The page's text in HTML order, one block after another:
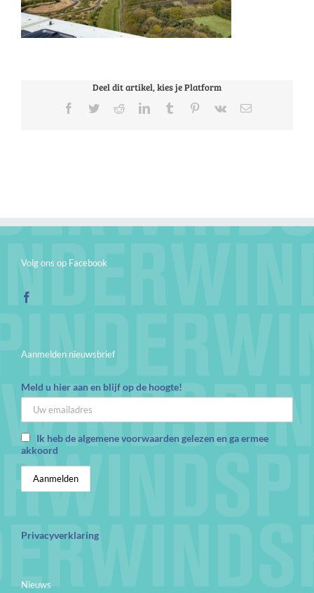
Deel dit artikel, kies je Platform
Facebook
TwitterRedditLinkedInTumblr Pinterest
Vk
E-
Volg ons op Facebook
Aanmelden nieuwsbrief
Meld u hier aan en blijf op de hoogte!
Ik heb de algemene voorwaarden gelezen en ga ermee
akkoord
Privacyverklaring
Nieuws